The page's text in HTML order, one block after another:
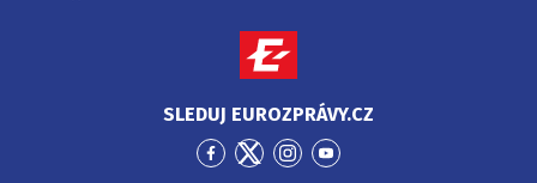
SLEDUJ EUROZPRÁVY.CZ
PřejítPřejítPřejítPřejít